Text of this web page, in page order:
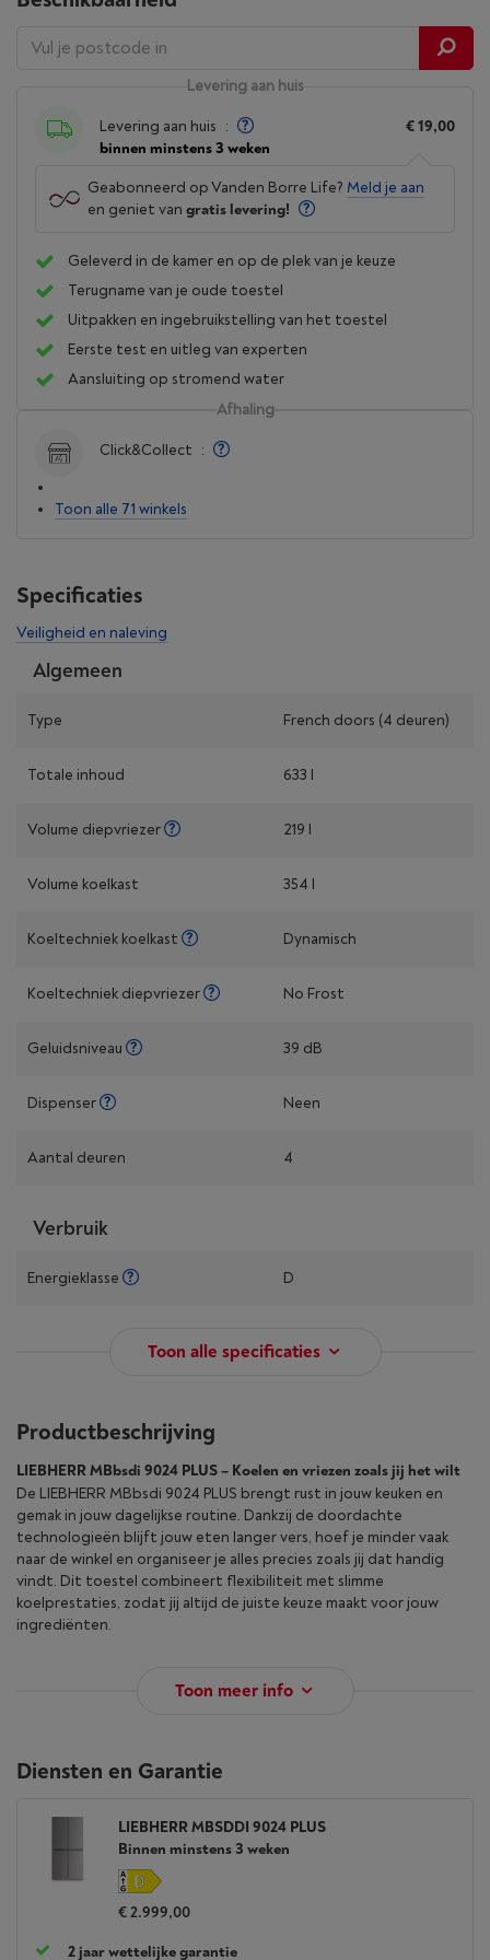
Levering aan huis
Levering aan huis :
binnen minstens 3 weken
€ 19,00
Geabonneerd op Vanden Borre Life? Meld je aan
en geniet van gratis levering!
Geleverd in de kamer en op de plek van je keuze
Terugname van je oude toestel
Uitpakken en ingebruikstelling van het toestel
Eerste test en uitleg van experten
Aansluiting op stromend water
Afhaling
Click&Collect :
Toon alle 71 winkels
Specificaties
Veiligheid en naleving
Algemeen
Type French doors (4 deuren)
Totale inhoud 633 l
Volume diepvriezer 219 l
Volume koelkast 354 l
Koeltechniek koelkast Dynamisch
Koeltechniek diepvriezer No Frost
Geluidsniveau 39 dB
Dispenser Neen
Aantal deuren 4
Verbruik
Energieklasse D
Toon alle specificaties
Productbeschrijving
LIEBHERR MBbsdi 9024 PLUS – Koelen en vriezen zoals jij het wilt
De LIEBHERR MBbsdi 9024 PLUS brengt rust in jouw keuken en
gemak in jouw dagelijkse routine. Dankzij de doordachte
technologieën blijft jouw eten langer vers, hoef je minder vaak
naar de winkel en organiseer je alles precies zoals jij dat handig
vindt. Dit toestel combineert flexibiliteit met slimme
koelprestaties, zodat jij altijd de juiste keuze maakt voor jouw
ingrediënten.
Toon meer info
Diensten en Garantie
LIEBHERR MBSDDI 9024 PLUS
Binnen minstens 3 weken
€ 2.999,00
2 jaar wettelijke garantie